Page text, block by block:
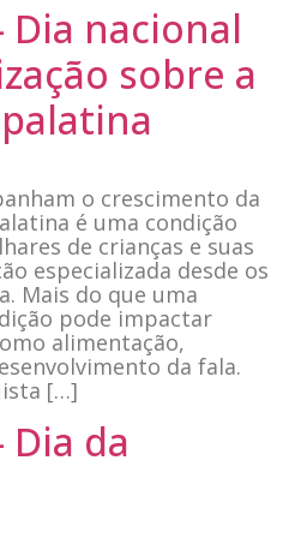
Dia nacional
sobre a
o crescimento da
é uma condição
de crianças e suas
especializada desde os
Mais do que uma
pode impactar
alimentação,
da fala.
[…]
Dia da